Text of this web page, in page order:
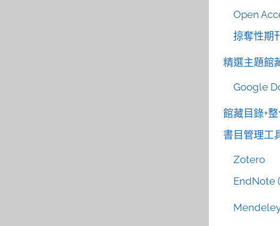
Open
掠奪性期
精選主題館
Google
館藏目錄+
書目管理工
Zotero
EndNote